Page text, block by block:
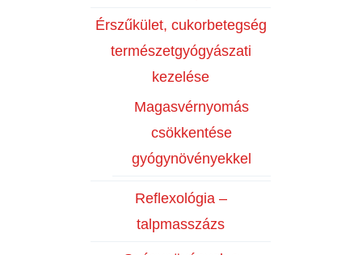
Érszűkület, cukorbetegség
természetgyógyászati
kezelése
Magasvérnyomás
csökkentése
gyógynövényekkel
Reflexológia –
talpmasszázs